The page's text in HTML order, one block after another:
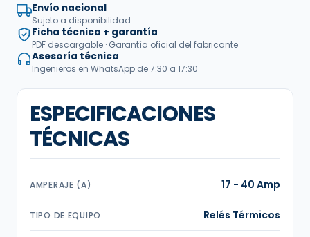
Envío nacional
Sujeto a disponibilidad
Ficha técnica + garantía
PDF descargable · Garantía oficial del fabricante
Asesoría técnica
Ingenieros en WhatsApp de 7:30 a 17:30
ESPECIFICACIONES
TÉCNICAS
AMPERAJE (A) 17 - 40 Amp
TIPO DE EQUIPO Relés Térmicos